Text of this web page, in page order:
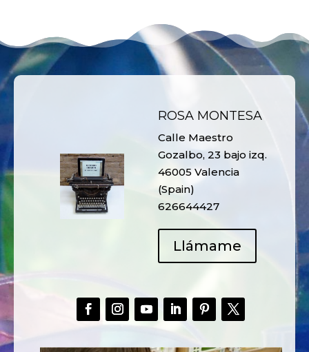
ROSA MONTESA
Calle Maestro
Gozalbo, 23 bajo izq.
46005 Valencia
(Spain)
626644427
Llámame